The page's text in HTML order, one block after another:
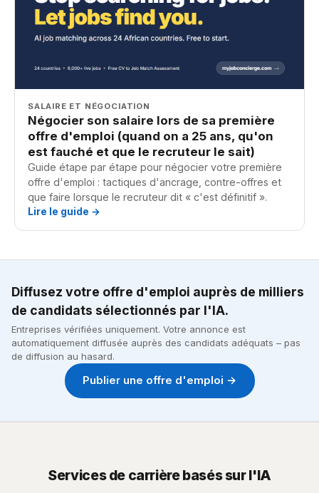
SALAIRE ET NÉGOCIATION
Négocier son salaire lors de sa première
offre d'emploi (quand on a 25 ans, qu'on
est fauché et que le recruteur le sait)
Guide étape par étape pour négocier votre première
offre d'emploi : tactiques d'ancrage, contre-offres et
que faire lorsque le recruteur dit « c'est définitif ».
Lire le guide →
Diffusez votre offre d'emploi auprès de milliers
de candidats sélectionnés par l'IA.
Entreprises vérifiées uniquement. Votre annonce est
automatiquement diffusée auprès des candidats adéquats – pas
de diffusion au hasard.
Publier une offre d'emploi →
Services de carrière basés sur l'IA